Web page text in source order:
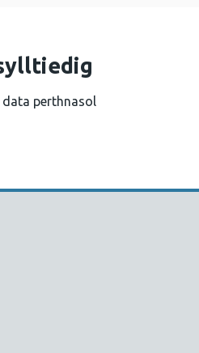
perthnasol
Iechyd